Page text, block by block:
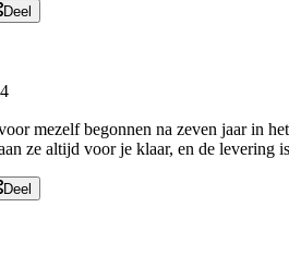
Deel
mezelf begonnen na zeven jaar in
ze altijd voor je klaar, en de
Deel